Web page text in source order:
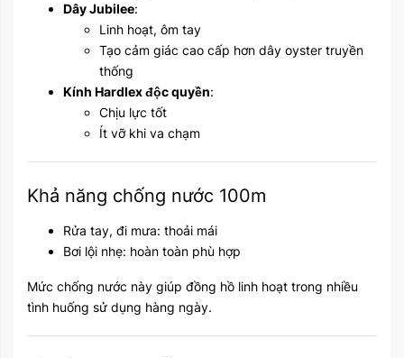
Dây Jubilee:
Linh hoạt, ôm tay
Tạo cảm giác cao cấp hơn dây oyster truyền
thống
Kính Hardlex độc quyền:
Chịu lực tốt
Ít vỡ khi va chạm
Khả năng chống nước 100m
Rửa tay, đi mưa: thoải mái
Bơi lội nhẹ: hoàn toàn phù hợp
Mức chống nước này giúp đồng hồ linh hoạt trong nhiều
tình huống sử dụng hàng ngày.